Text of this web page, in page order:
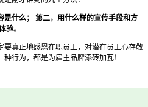
什么； 第二，用什么样的宣传手段和方
验。
要真正地感恩在职员工，对潜在员工心存敬
行为，都是为雇主品牌添砖加瓦！